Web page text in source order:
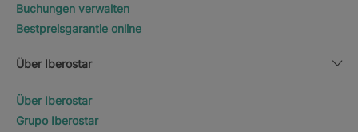
Buchungen verwalten
Bestpreisgarantie online
Über Iberostar
Über Iberostar
Grupo Iberostar